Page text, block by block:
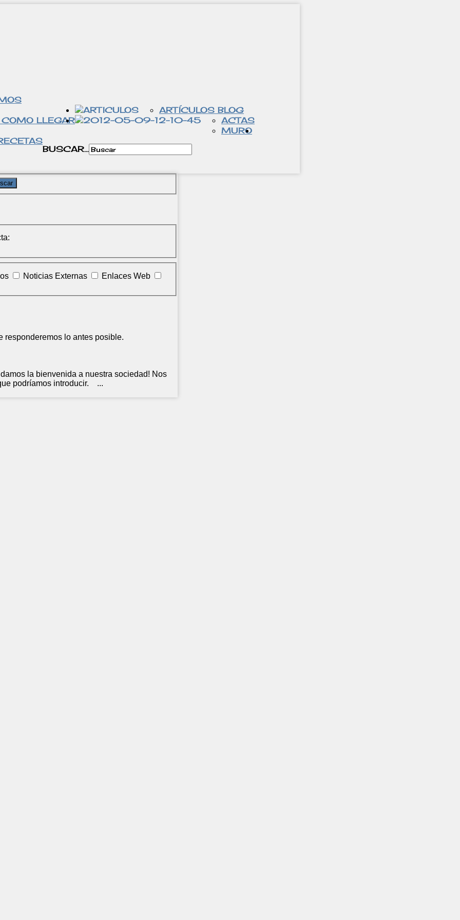
LLEGAR
ARTÍCULOS BLOG
ACTAS
MURO
BUSCAR...
Noticias Externas Enlaces Web
responderemos lo antes posible.
la bienvenida a nuestra sociedad! Nos
podríamos introducir. ...